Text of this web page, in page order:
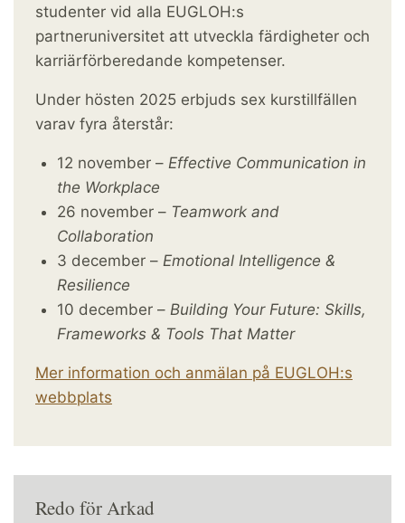
Redo för Arkad
studenter vid alla EUGLOH:s
partneruniversitet att utveckla färdigheter och
karriärförberedande kompetenser.
Under hösten 2025 erbjuds sex kurstillfällen
varav fyra återstår:
12 november – Effective Communication in
the Workplace
26 november – Teamwork and
Collaboration
3 december – Emotional Intelligence &
Resilience
10 december – Building Your Future: Skills,
Frameworks & Tools That Matter
Mer information och anmälan på EUGLOH:s
webbplats